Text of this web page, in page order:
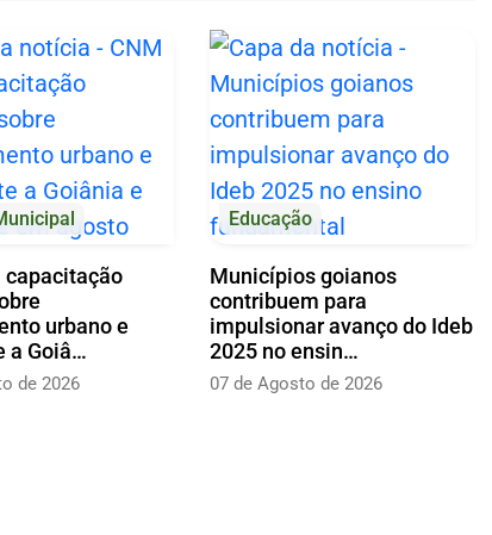
capacitação
urbano e
a Goiâ…
de 2026
Educação
Municípios goianos
contribuem para
impulsionar avanço do Ideb
2025 no ensin…
07 de Agosto de 2026